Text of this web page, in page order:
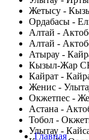
Жетысу -
Ордабасы -
Алтай -
Алтай -
Атырау -
Кызыл-Жар
Кайрат -
Женис -
Окжетпес -
Астана -
Тобол -
Улытау -
Главная